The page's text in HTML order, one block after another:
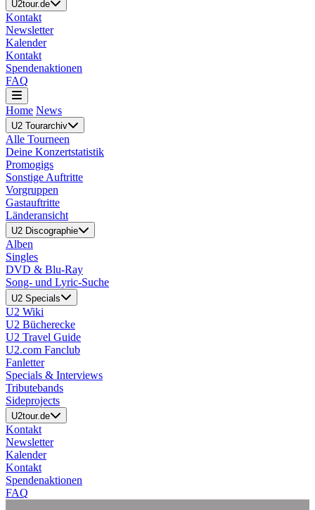
U2tour.de
Kontakt
Newsletter
Kalender
Kontakt
Spendenaktionen
FAQ
Home News
U2 Tourarchiv
Alle Tourneen
Deine Konzertstatistik
Promogigs
Sonstige Auftritte
Vorgruppen
Gastauftritte
Länderansicht
U2 Discographie
Alben
Singles
DVD & Blu-Ray
Song- und Lyric-Suche
U2 Specials
U2 Wiki
U2 Bücherecke
U2 Travel Guide
U2.com Fanclub
Fanletter
Specials & Interviews
Tributebands
Sideprojects
U2tour.de
Kontakt
Newsletter
Kalender
Kontakt
Spendenaktionen
FAQ